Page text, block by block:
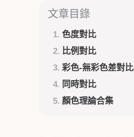
文章目錄
色度對比
比例對比
彩色-無彩色差對比
同時對比
顏色理論合集